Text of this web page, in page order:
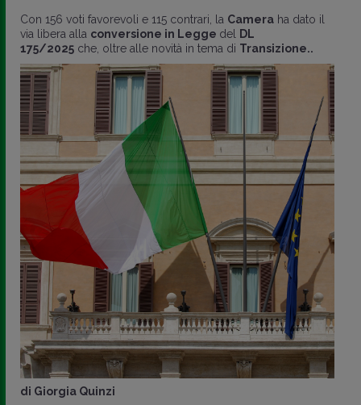
Con 156 voti favorevoli e 115 contrari, la Camera ha dato il
via libera alla conversione in Legge del DL
175/2025 che, oltre alle novità in tema di Transizione..
di Giorgia Quinzi